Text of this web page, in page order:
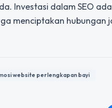
Investasi dalam SEO
menciptakan hubungan
website perlengkapan bayi